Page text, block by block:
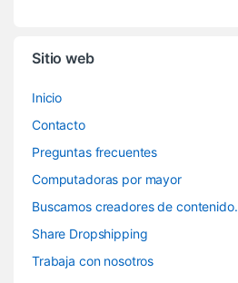
Sitio web
Inicio
Contacto
Preguntas frecuentes
Computadoras por mayor
Buscamos creadores de contenido.
Share Dropshipping
Trabaja con nosotros